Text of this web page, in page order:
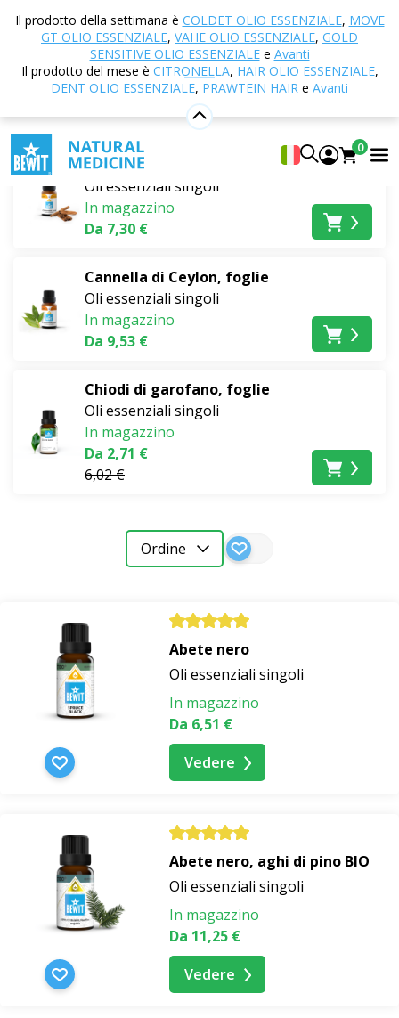
Il prodotto della settimana è COLDET OLIO ESSENZIALE, MOVE
GT OLIO ESSENZIALE, VAHE OLIO ESSENZIALE, GOLD
SENSITIVE OLIO ESSENZIALEe Avanti
Il prodotto del mese è CITRONELLA, HAIR OLIO ESSENZIALE,
DENT OLIO ESSENZIALE, PRAWTEIN HAIR e Avanti
0
Casa E-shop Aromaterapia
essenziali singoli
Natalizio
Natalizio
I più venduti
Cannella di Ceylon, corteccia
Oli essenziali singoli
In magazzino
Da 7,30 €
Cannella di Ceylon, foglie
Oli essenziali singoli
In magazzino
Da 9,53 €
Chiodi di garofano, foglie
Oli essenziali singoli
In magazzino
Da 2,71 €
6,02 €
Ordine
Abete nero
Oli essenziali singoli
In magazzino
Da 6,51 €
Vedere
Abete nero, aghi di pino BIO
Oli essenziali singoli
In magazzino
Da 11,25 €
Vedere